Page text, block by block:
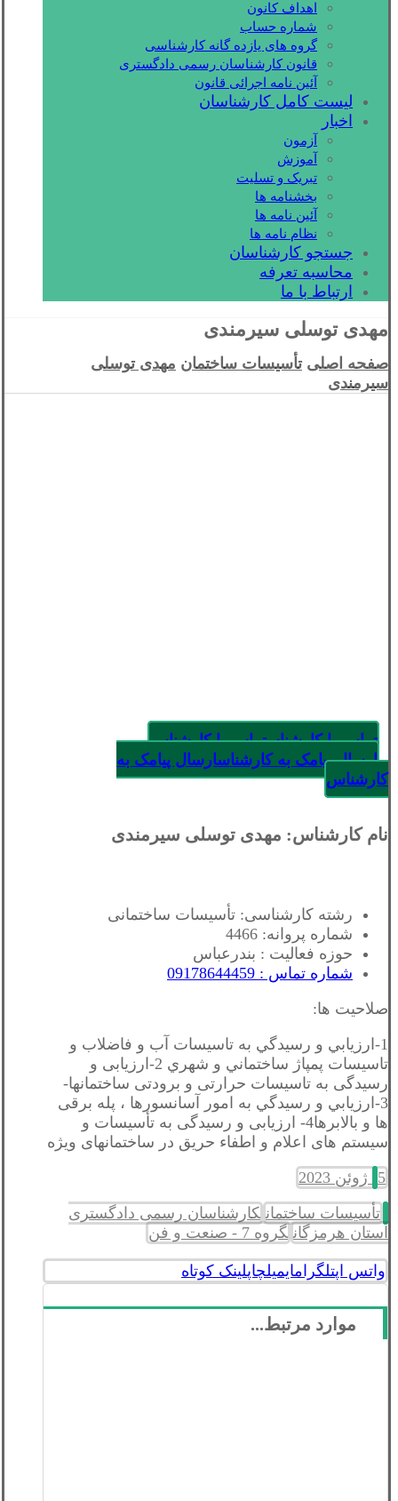
اهداف کانون
شماره حساب
گروه های یازده گانه کارشناسی
قانون کارشناسان رسمی دادگستری
آئین نامه اجرائی قانون
لیست کامل کارشناسان
اخبار
آزمون
آموزش
تبریک و تسلیت
بخشنامه ها
آئین نامه ها
نظام نامه ها
جستجو کارشناسان
محاسبه تعرفه
ارتباط با ما
مهدی توسلی سیرمندی
صفحه اصلی تأسیسات ساختمان مهدی توسلی
سیرمندی
تماس با کارشناستماس با کارشناس
ارسال پیامک به کارشناسارسال پیامک به
کارشناس
نام کارشناس: مهدی توسلی سیرمندی
رشته کارشناسی: تأسیسات ساختمانی
شماره پروانه: 4466
حوزه فعالیت : بندرعباس
شماره تماس : 09178644459
صلاحیت ها:
1-ارزيابي و رسيدگي به تاسيسات آب و فاضلاب و
تاسيسات پمپاژ ساختماني و شهري 2-ارزیابی و
رسیدگی به تاسیسات حرارتی و برودتی ساختمانها-
3-ارزيابي و رسيدگي به امور آسانسورها ، پله برقی
ها و بالابرها4- ارزیابی و رسیدگی به تأسیسات و
سیستم های اعلام و اطفاء حریق در ساختمانهای ویژه
5 ژوئن 2023
تأسیسات ساختمان کارشناسان رسمی دادگستری
استان هرمزگان گروه 7 - صنعت و فن
واتس اپتلگرامایمیلچاپلینک کوتاه
موارد مرتبط...